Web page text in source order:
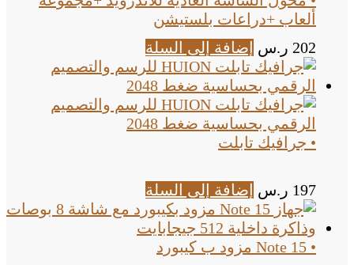
ألعاب +دراعات بلستيشن
202 ر.س إضافة إلى السلة
• جرافيك تابلت
197 ر.س إضافة إلى السلة
• Note 15 مزود ب كيبورد